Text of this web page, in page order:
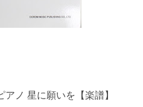
ノ 星に願いを【楽譜】